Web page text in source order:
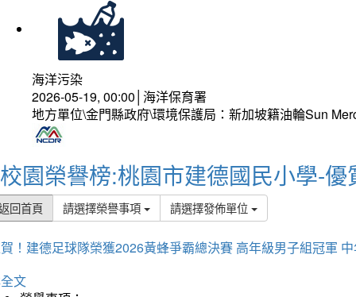
海洋污染
2026-05-19, 00:00│海洋保育署
地方單位\金門縣政府\環境保護局：新加坡籍油輪Sun
校園榮譽榜:桃園市建德國民小學-優
回首頁 請選擇榮譽事項 請選擇發佈單位
！建德足球隊榮獲2026黃蜂爭霸總決賽 高年級男子組冠軍
文